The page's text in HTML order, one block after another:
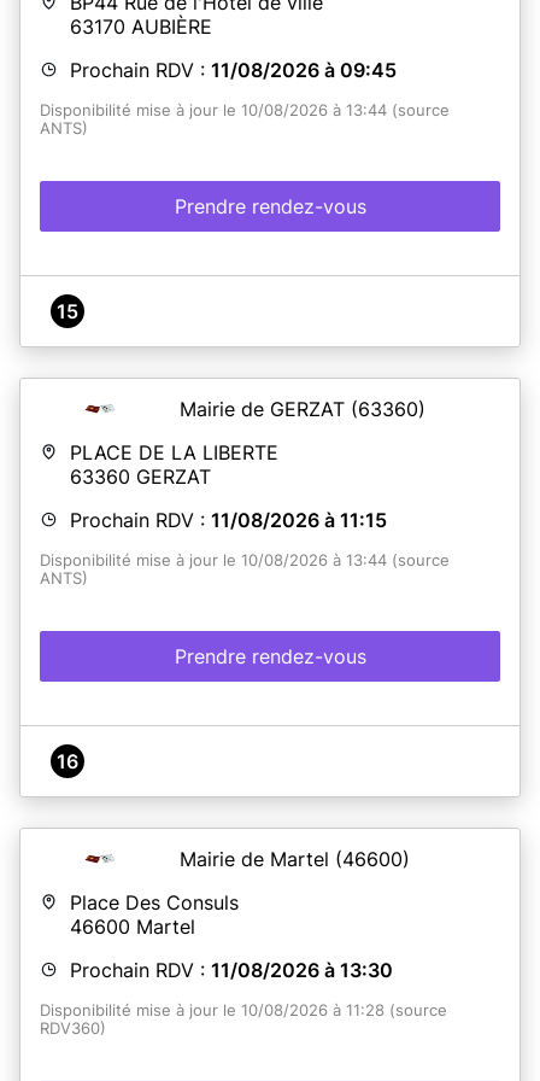
63170 AUBIÈRE
Prochain RDV : 11/08/2026 à 09:45
Disponibilité mise à jour le 10/08/2026 à 13:44 (source
ANTS)
Prendre rendez-vous
15
Mairie de GERZAT (63360)
PLACE DE LA LIBERTE
63360 GERZAT
Prochain RDV : 11/08/2026 à 11:15
Disponibilité mise à jour le 10/08/2026 à 13:44 (source
ANTS)
Prendre rendez-vous
16
Mairie de Martel (46600)
Place Des Consuls
46600 Martel
Prochain RDV : 11/08/2026 à 13:30
Disponibilité mise à jour le 10/08/2026 à 11:28 (source
RDV360)